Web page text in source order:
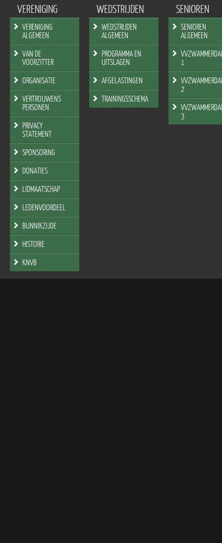
VERENIGING
VERENIGING
ALGEMEEN
VAN DE
VOORZITTER
ORGANISATIE
VERTROUWENS
PERSONEN
PRIVACY
STATEMENT
SPONSORING
DONATIES
LIDMAATSCHAP
LEDENVOORDEEL
BUNNIKZIJDE
HISTORIE
KNVB
WEDSTRIJDEN
WEDSTRIJDEN
ALGEMEEN
PROGRAMMA EN
UITSLAGEN
AFGELASTINGEN
TRAININGSSCHEMA
SENIOREN
SENIOREN
ALGEMEEN
1
2
3